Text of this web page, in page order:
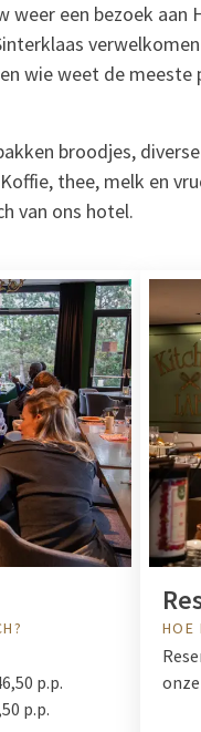
een bezoek aan
wie weet de meeste
broodjes,
thee, melk en
van ons hotel.
p.p.
p.p.
HOE